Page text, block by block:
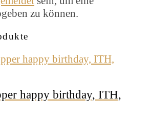
zu können.
happy birthday, ITH,